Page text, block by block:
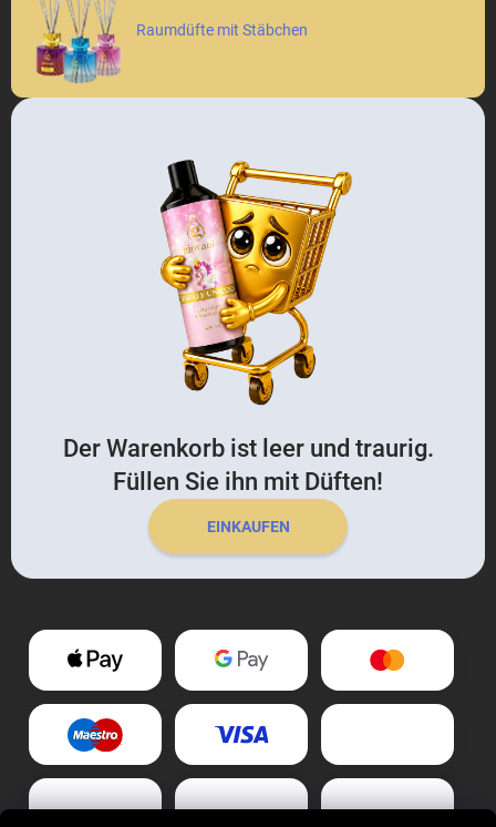
Raumdüfte mit Stäbchen
Der Warenkorb ist leer und traurig.
Füllen Sie ihn mit Düften!
EINKAUFEN